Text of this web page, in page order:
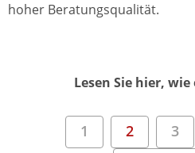
hoher Beratungsqualität.
Lesen Sie hier,
1 2 3